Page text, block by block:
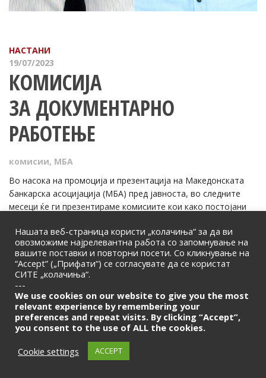
НАСТАНИ
19/07/2023
КОМИСИЈА
ЗА ДОКУМЕНТАРНО
РАБОТЕЊЕ
комисии, МБА
Во насока на промоција и презентација на Македонската
банкарска асоцијација (МБА) пред јавноста, во следните
месеци ќе ги презентираме комисиите кои како постојани
челници.
Нашата веб-страница користи „колачиња“ за да ви
овозможиме најрелевантна работа со запомнување на
вашите поставки и повторни посети. Со кликнување на
“Accept” („Прифати“) се согласувате да се користат
СИТЕ „колачиња“.
---
We use cookies on our website to give you the most
relevant experience by remembering your
preferences and repeat visits. By clicking “Accept”,
you consent to the use of ALL the cookies.
Cookie settings
ACCEPT